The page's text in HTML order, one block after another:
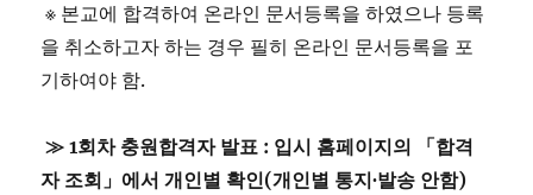
※ 본교에 합격하여 온라인 문서등록을 하였으나 등록
을 취소하고자 하는 경우 필히 온라인 문서등록을 포
기하여야 함.
≫ 1회차 충원합격자 발표 : 입시 홈페이지의 「합격
자 조회」에서 개인별 확인(개인별 통지∙발송 안함)